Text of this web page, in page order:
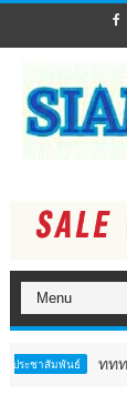
ททท. ชวนสัมผัส